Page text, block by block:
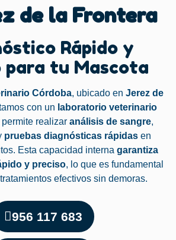
de la Frontera
Rápido y
para tu Mascota
Córdoba, ubicado en Jerez de
con un laboratorio veterinario
realizar análisis de sangre,
pruebas diagnósticas rápidas en
Esta capacidad interna garantiza
y preciso, lo que es fundamental
efectivos sin demoras.
956 117 683